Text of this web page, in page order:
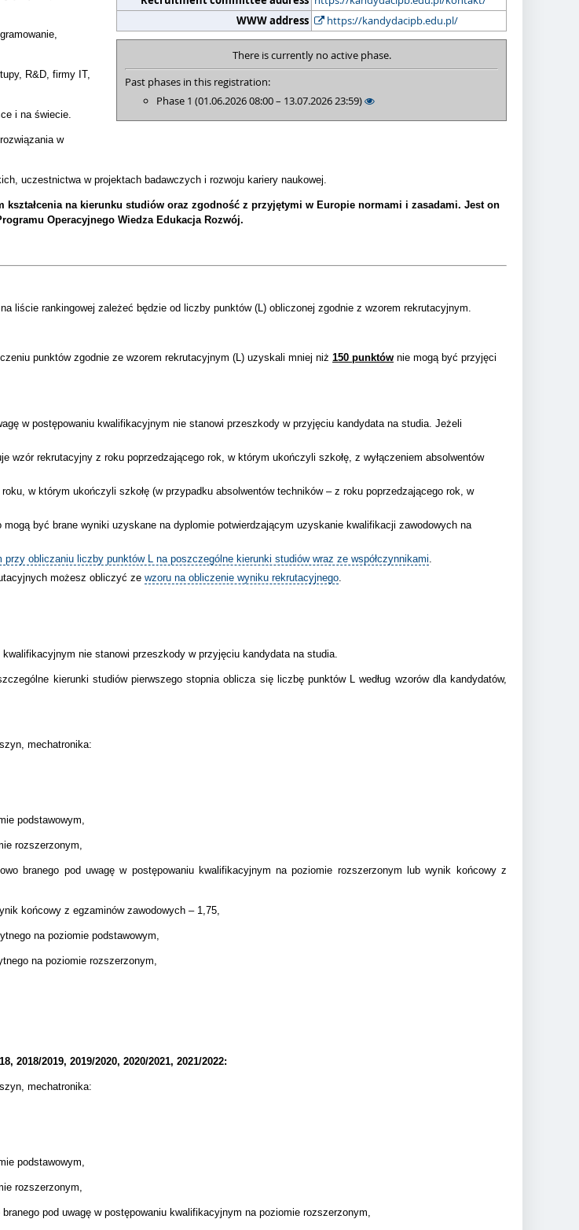
WWW address
https://kandydacipb.edu.pl/
There is currently no active phase.
Past phases in this registration:
Phase 1 (01.06.2026 08:00 – 13.07.2026 23:59)
R&D, firmy IT,
i na świecie.
w
uczestnictwa w projektach badawczych i rozwoju kariery naukowej.
na kierunku studiów oraz zgodność z przyjętymi w Europie normami i zasadami. Jest on
Operacyjnego Wiedza Edukacja Rozwój.
liście rankingowej zależeć będzie od liczby punktów (L) obliczonej zgodnie z wzorem rekrutacyjnym.
punktów zgodnie ze wzorem rekrutacyjnym (L) uzyskali mniej niż 150 punktów nie mogą być przyjęci
w postępowaniu kwalifikacyjnym nie stanowi przeszkody w przyjęciu kandydata na studia. Jeżeli
rekrutacyjny z roku poprzedzającego rok, w którym ukończyli szkołę, z wyłączeniem absolwentów
w którym ukończyli szkołę (w przypadku absolwentów techników – z roku poprzedzającego rok, w
być brane wyniki uzyskane na dyplomie potwierdzającym uzyskanie kwalifikacji zawodowych na
obliczaniu liczby punktów L na poszczególne kierunki studiów wraz ze współczynnikami
możesz obliczyć ze wzoru na obliczenie wyniku rekrutacyjnego
nie stanowi przeszkody w przyjęciu kandydata na studia.
kierunki studiów pierwszego stopnia oblicza się liczbę punktów L według wzorów dla kandydatów,
mechatronika:
podstawowym,
rozszerzonym,
branego pod uwagę w postępowaniu kwalifikacyjnym na poziomie rozszerzonym lub wynik końcowy z
końcowy z egzaminów zawodowych – 1,75,
na poziomie podstawowym,
na poziomie rozszerzonym,
2018/2019, 2019/2020, 2020/2021, 2021/2022:
mechatronika:
podstawowym,
rozszerzonym,
pod uwagę w postępowaniu kwalifikacyjnym na poziomie rozszerzonym,